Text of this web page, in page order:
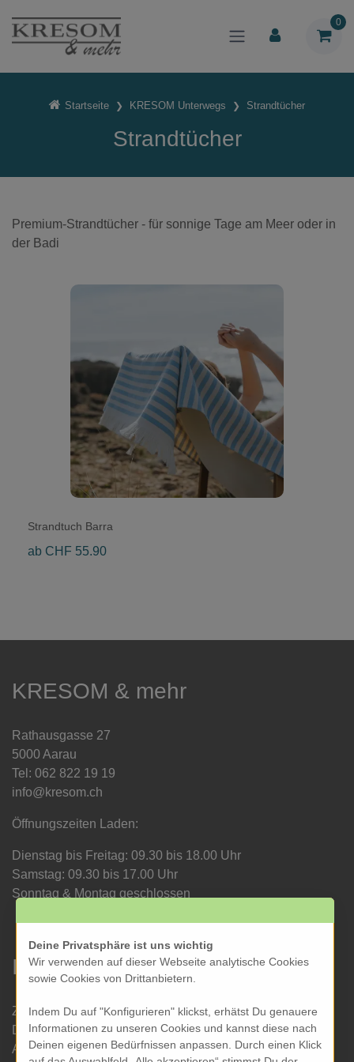
0
Startseite KRESOM Unterwegs Strandtücher
Strandtücher
Premium-Strandtücher - für sonnige Tage am Meer oder in
der Badi
Strandtuch Barra
ab CHF 55.90
KRESOM & mehr
Rathausgasse 27
5000 Aarau
Tel: 062 822 19 19
info@kresom.ch
Öffnungszeiten Laden:
Dienstag bis Freitag: 09.30 bis 18.00 Uhr
Samstag: 09.30 bis 17.00 Uhr
Sonntag & Montag geschlossen
Informationen
Zahlung und Versand
Datenschutz
AGB
Deine Privatsphäre ist uns wichtig
Wir verwenden auf dieser Webseite analytische Cookies
sowie Cookies von Drittanbietern.
Indem Du auf "Konfigurieren" klickst, erhätst Du genauere
Informationen zu unseren Cookies und kannst diese nach
Deinen eigenen Bedürfnissen anpassen. Durch einen Klick